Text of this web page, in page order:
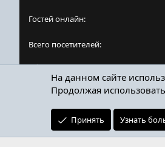
Гостей онлайн
Всего посетителей
Общее количество посетителей
в себя скрытых пользователей.
На данном сайте
Продолжая
Принять Узнать